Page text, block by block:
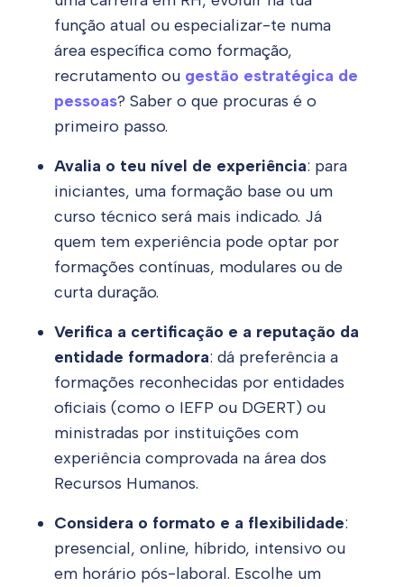
função atual ou especializar-te numa
área específica como formação,
recrutamento ou gestão estratégica de
pessoas? Saber o que procuras é o
primeiro passo.
Avalia o teu nível de experiência: para
iniciantes, uma formação base ou um
curso técnico será mais indicado. Já
quem tem experiência pode optar por
formações contínuas, modulares ou de
curta duração.
Verifica a certificação e a reputação da
entidade formadora: dá preferência a
formações reconhecidas por entidades
oficiais (como o IEFP ou DGERT) ou
ministradas por instituições com
experiência comprovada na área dos
Recursos Humanos.
Considera o formato e a flexibilidade:
presencial, online, híbrido, intensivo ou
em horário pós-laboral. Escolhe um